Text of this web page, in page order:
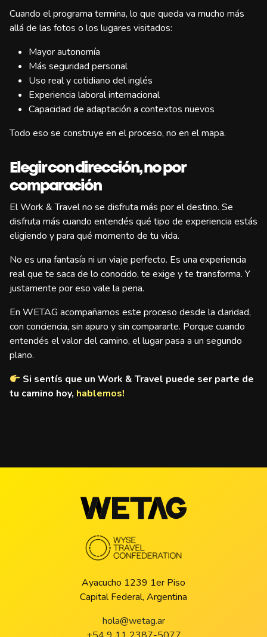
Cuando el programa termina, lo que queda va mucho más
allá de las fotos o los lugares visitados:
Mayor autonomía
Más seguridad personal
Uso real y cotidiano del inglés
Experiencia laboral internacional
Capacidad de adaptación a contextos nuevos
Todo eso se construye en el proceso, no en el mapa.
Elegir con dirección, no por
comparación
El Work & Travel no se disfruta más por el destino. Se
disfruta más cuando entendés qué tipo de experiencia estás
eligiendo y para qué momento de tu vida.
No es una fantasía ni un viaje perfecto. Es una experiencia
real que te saca de lo conocido, te exige y te transforma. Y
justamente por eso vale la pena.
En WETAG acompañamos este proceso desde la claridad,
con conciencia, sin apuro y sin compararte. Porque cuando
entendés el valor del camino, el lugar pasa a un segundo
plano.
Si sentís que un Work & Travel puede ser parte de
tu camino hoy, hablemos!
Ayacucho 1239 1er Piso
Capital Federal, Argentina
hola@wetag.ar